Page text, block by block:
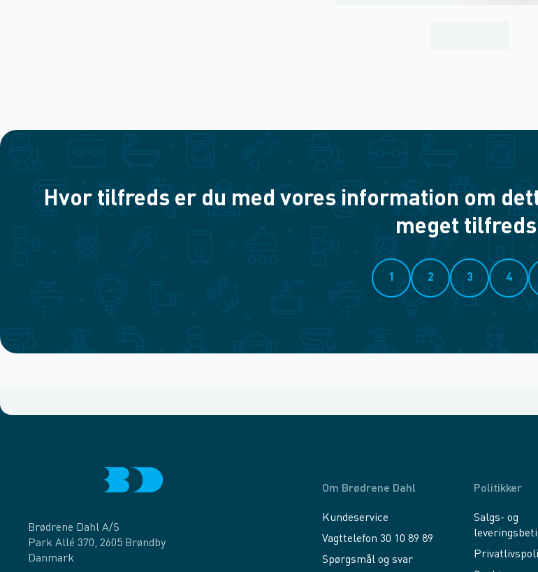
Hvor tilfreds er du med vores information om
meget
1 2 3 4
Brødrene Dahl A/S
Park Allé 370, 2605 Brøndby
Danmark
Om Brødrene Dahl
Kundeservice
Vagttelefon 30 10 89 89
Spørgsmål og svar
Politikker
Salgs- og